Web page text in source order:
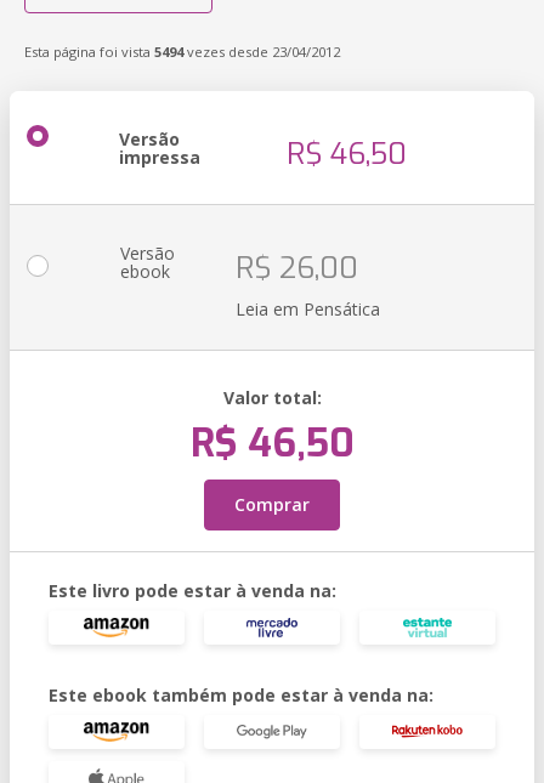
Esta página foi vista 5494vezes desde 23/04/2012
Versão
impressa R$ 46,50
Versão
ebook R$ 26,00
Leia em Pensática
Valor total:
R$ 46,50
Comprar
Este livro pode estar à venda na:
Este ebook também pode estar à venda na: